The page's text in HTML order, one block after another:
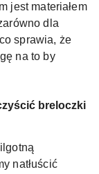
jest materiałem
dla
sprawia, że
na to by
breloczki
natłuścić